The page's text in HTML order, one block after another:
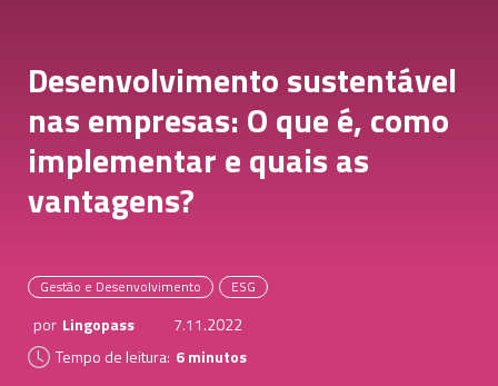
Desenvolvimento sustentável
nas empresas: O que é, como
implementar e quais as
vantagens?
Gestão e Desenvolvimento ESG
por Lingopass
7.11.2022
Tempo de leitura: 6 minutos